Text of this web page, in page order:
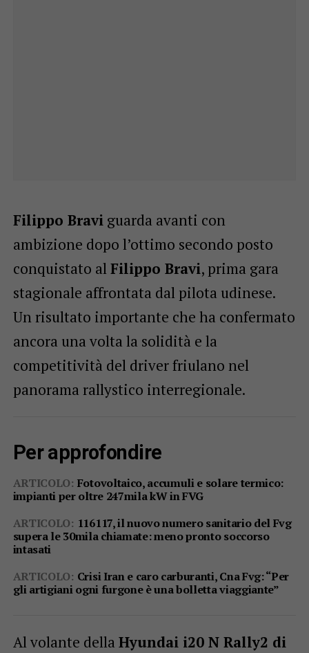
Filippo Braviguarda avanti con
ambizione dopo l’ottimo secondo posto
conquistato al Filippo Bravi, prima gara
stagionale affrontata dal pilota udinese.
Un risultato importante che ha confermato
ancora una volta la solidità e la
competitività del driver friulano nel
panorama rallystico interregionale.
Per approfondire
ARTICOLO: Fotovoltaico, accumuli e solare termico:
impianti per oltre 247mila kW in FVG
ARTICOLO: 116117, il nuovo numero sanitario del Fvg
supera le 30mila chiamate: meno pronto soccorso
intasati
ARTICOLO: Crisi Iran e caro carburanti, Cna Fvg: “Per
gli artigiani ogni furgone è una bolletta viaggiante”
Al volante della Hyundai i20 N Rally2 di